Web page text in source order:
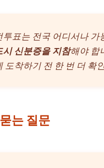
투표는 전국 어디서나 가
시 신분증을 지참해야 합
도착하기 전 한 번 더 확
는 질문